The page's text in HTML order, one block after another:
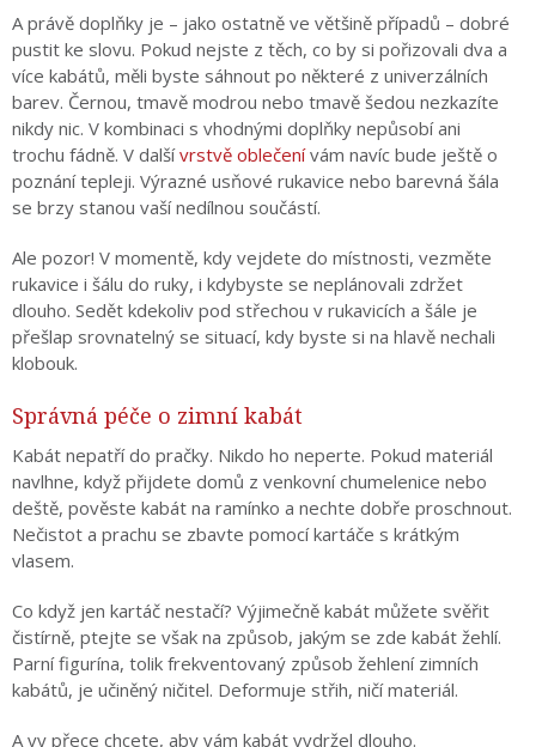
A právě doplňky je – jako ostatně ve většině případů – dobré
pustit ke slovu. Pokud nejste z těch, co by si pořizovali dva a
více kabátů, měli byste sáhnout po některé z univerzálních
barev. Černou, tmavě modrou nebo tmavě šedou nezkazíte
nikdy nic. V kombinaci s vhodnými doplňky nepůsobí ani
trochu fádně. V dalšívrstvě oblečenívám navíc bude ještě o
poznání tepleji. Výrazné usňové rukavice nebo barevná šála
se brzy stanou vaší nedílnou součástí.
Ale pozor! V momentě, kdy vejdete do místnosti, vezměte
rukavice i šálu do ruky, i kdybyste se neplánovali zdržet
dlouho. Sedět kdekoliv pod střechou v rukavicích a šále je
přešlap srovnatelný se situací, kdy byste si na hlavě nechali
klobouk.
Správná péče o zimní kabát
Kabát nepatří do pračky. Nikdo ho neperte. Pokud materiál
navlhne, když přijdete domů z venkovní chumelenice nebo
deště, pověste kabát na ramínko a nechte dobře proschnout.
Nečistot a prachu se zbavte pomocí kartáče s krátkým
vlasem.
Co když jen kartáč nestačí? Výjimečně kabát můžete svěřit
čistírně, ptejte se však na způsob, jakým se zde kabát žehlí.
Parní figurína, tolik frekventovaný způsob žehlení zimních
kabátů, je učiněný ničitel. Deformuje střih, ničí materiál.
A vy přece chcete, aby vám kabát vydržel dlouho.